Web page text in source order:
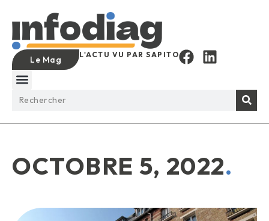
Le Mag L'ACTU VU PAR SAPITO
OCTOBRE 5, 2022.